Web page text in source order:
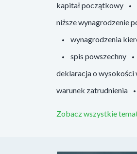
kapitał początkowy
niższe wynagrodzenie
wynagrodzenia
spis powszechny
deklaracja o wysokości
warunek zatrudnienia
Zobacz wszystkie